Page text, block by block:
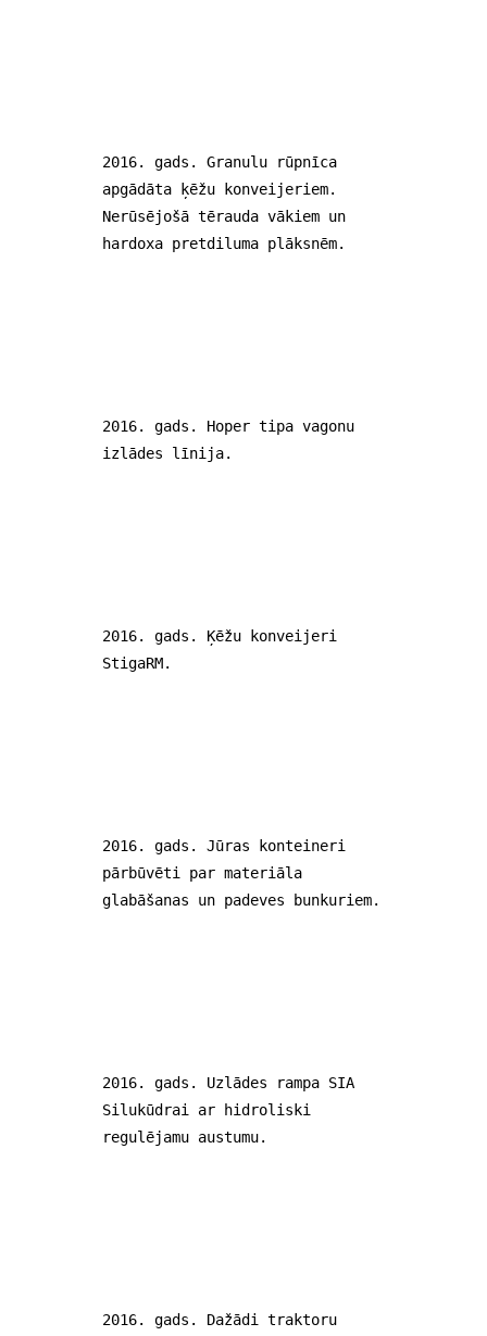
2016. gads. Granulu rūpnīca
apgādāta ķēžu konveijeriem.
Nerūsējošā tērauda vākiem un
hardoxa pretdiluma plāksnēm.
2016. gads. Hoper tipa vagonu
izlādes līnija.
2016. gads. Ķēžu konveijeri
StigaRM.
2016. gads. Jūras konteineri
pārbūvēti par materiāla
glabāšanas un padeves bunkuriem.
2016. gads. Uzlādes rampa SIA
Silukūdrai ar hidroliski
regulējamu austumu.
2016. gads. Dažādi traktoru